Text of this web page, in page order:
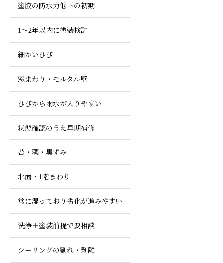
塗膜の防水力低下の初期
1〜2年以内に塗装検討
細かいひび
窓まわり・モルタル壁
ひびから雨水が入りやすい
状態確認のうえ早期補修
苔・藻・黒ずみ
北面・1階まわり
常に湿っており劣化が進みやすい
洗浄＋塗装前提で要相談
シーリングの割れ・剥離